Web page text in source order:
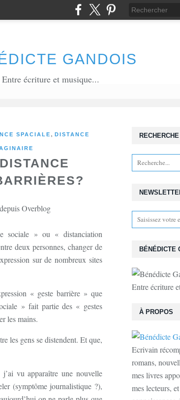
GANDOIS
Entre écriture et musique...
SPACIALE , DISTANCE
Overblog
sociale » ou « distanciation
deux personnes, changer de
sur de nombreux sites
« geste barrière » que
» fait partie des « gestes
les mains.
les gens se distendent. Et que,
vu apparaître une nouvelle
(symptôme journalistique ?),
RECHERCHE
BÉNÉDICTE
Entre écriture
À PROPOS
Ecrivain
romans,
mes livres
mes lecteurs,